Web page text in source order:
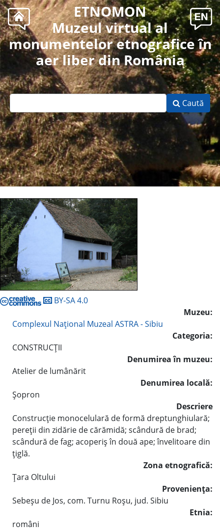
ETNOMON
Muzeul virtual al
monumentelor etnografice în
aer liber din România
Caută
BY-SA 4.0
Muzeu:
Complexul Naţional Muzeal ASTRA - Sibiu
Categoria:
CONSTRUCŢII
Denumirea în muzeu:
Atelier de lumânărit
Denumirea locală:
Şopron
Descriere
Construcţie monocelulară de formă dreptunghiulară;
pereţii din zidărie de cărămidă; scândură de brad;
scândură de fag; acoperiş în două ape; învelitoare din
ţiglă.
Zona etnografică:
Ţara Oltului
Provenienţa:
Sebeşu de Jos, com. Turnu Roşu, jud. Sibiu
Etnia:
români